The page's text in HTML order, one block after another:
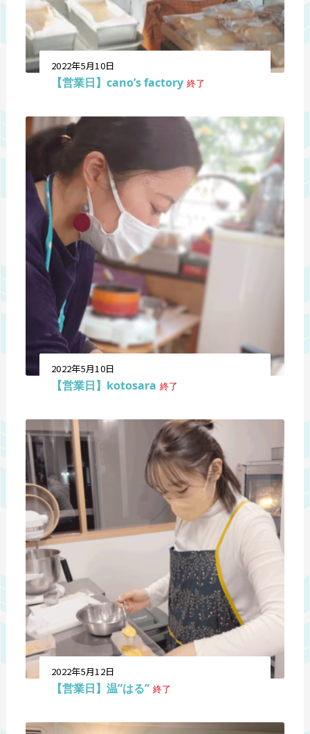
2022年5月10日
【営業日】cano’s factory 終了
2022年5月10日
【営業日】kotosara 終了
2022年5月12日
【営業日】温”はる” 終了